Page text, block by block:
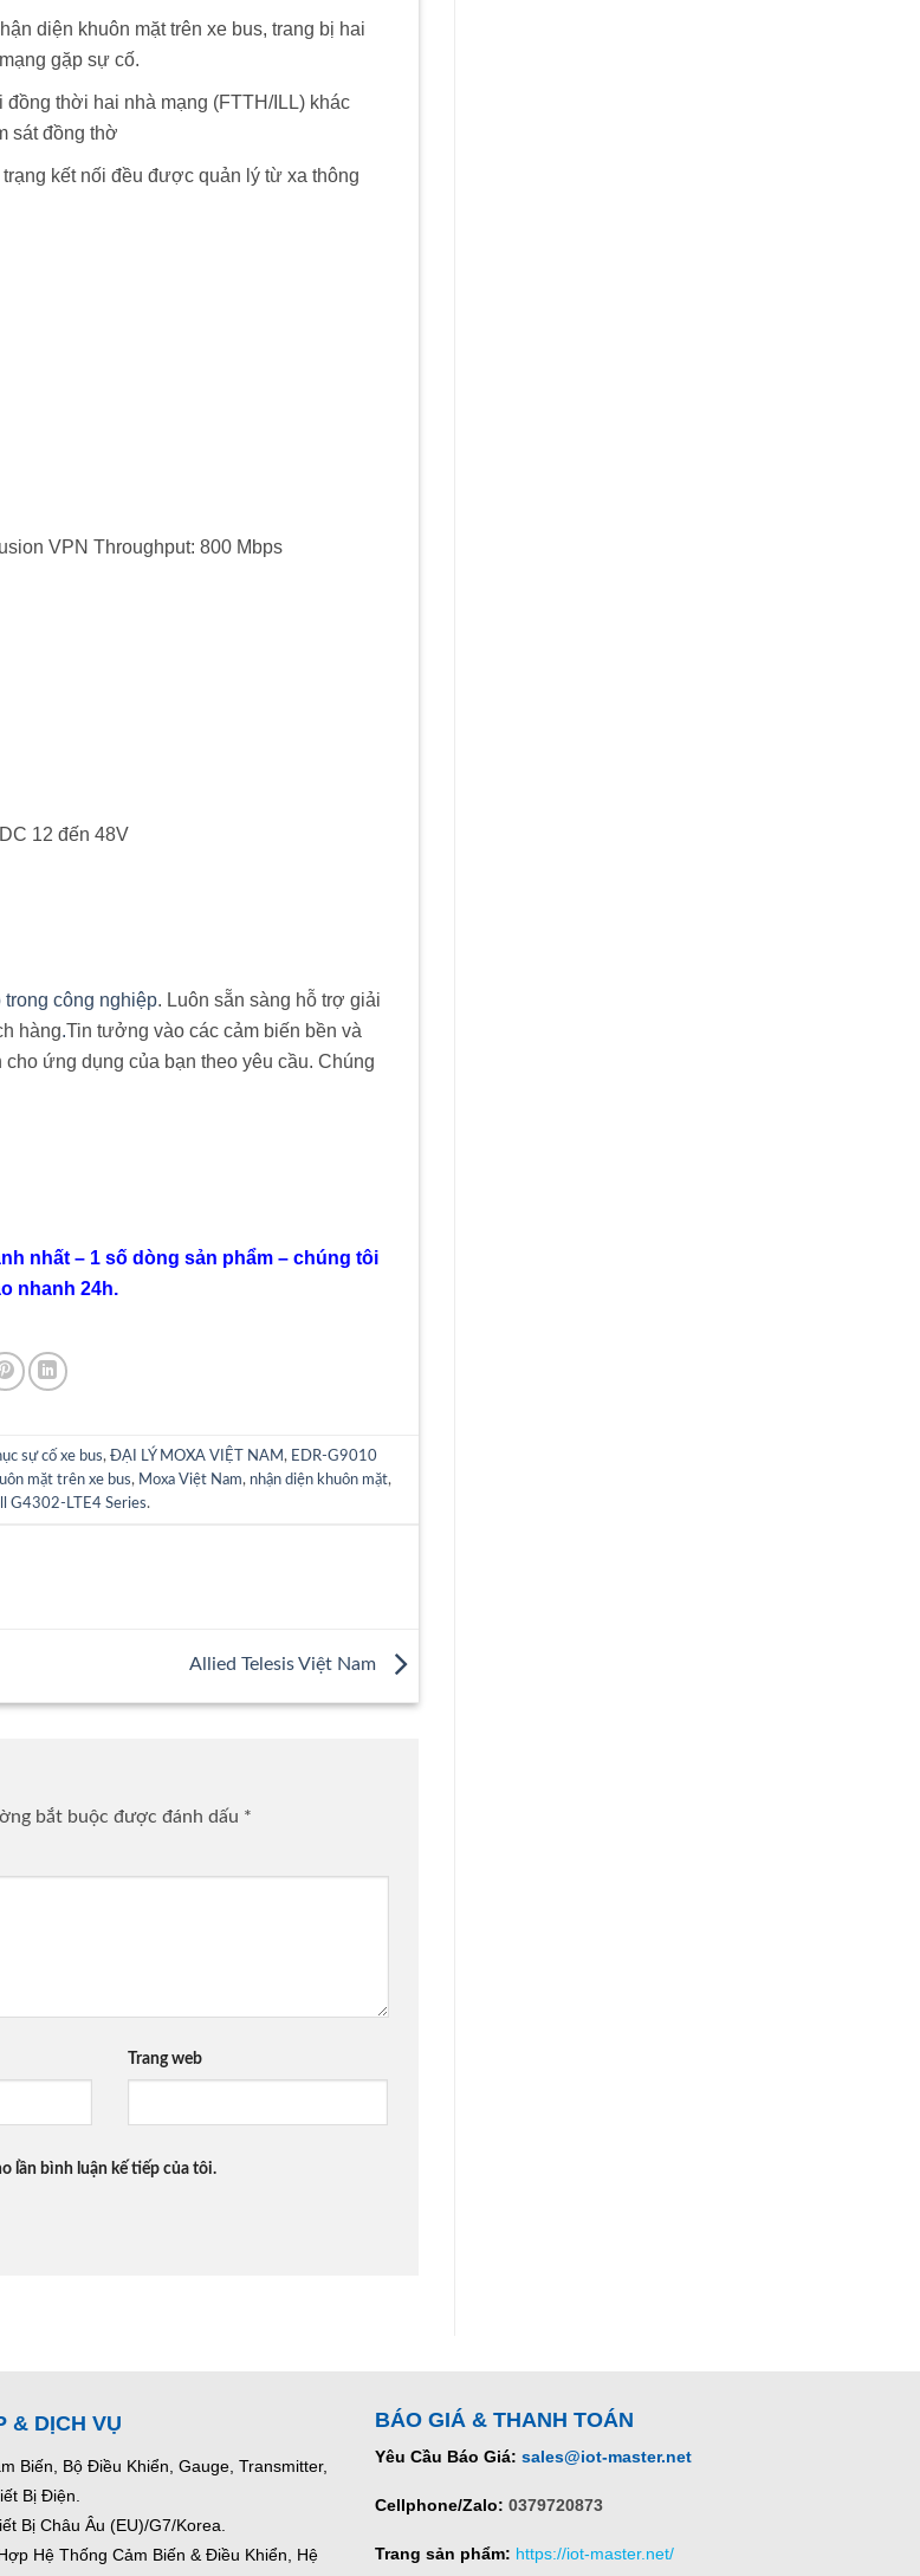
diện khuôn mặt trên xe bus, trang bị hai
gặp sự cố.
thời hai nhà mạng (FTTH/ILL) khác
sát đồng thờ
kết nối đều được quản lý từ xa thông
VPN Throughput: 800 Mbps
12 đến 48V
công nghiệp. Luôn sẵn sàng hỗ trợ giải
hàng.Tin tưởng vào các cảm biến bền và
ứng dụng của bạn theo yêu cầu. Chúng
nhất – 1 số dòng sản phẩm – chúng tôi
nhanh 24h.
sự cố xe bus, ĐẠI LÝ MOXA VIỆT NAM , EDR-G9010
mặt trên xe bus, Moxa Việt Nam, nhận diện khuôn mặt,
G4302-LTE4 Series.
Allied Telesis Việt Nam
bắt buộc được đánh dấu *
Trang web
lần bình luận kế tiếp của tôi.
& DỊCH VỤ
Biến, Bộ Điều Khiển, Gauge, Transmitter,
Bị Điện.
Bị Châu Âu (EU)/G7/Korea.
Hệ Thống Cảm Biến & Điều Khiển, Hệ
BÁO GIÁ & THANH TOÁN
Yêu Cầu Báo Giá: sales@iot-master.net
Cellphone/Zalo: 0379720873
Trang sản phẩm: https://iot-master.net/